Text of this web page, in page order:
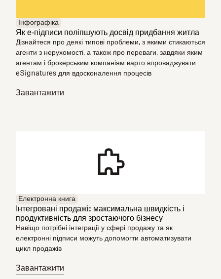
Інфографіка
Як е‑підписи поліпшують досвід придбання житла
Дізнайтеся про деякі типові проблеми, з якими стикаються
агенти з нерухомості, а також про переваги, завдяки яким
агентам і брокерським компаніям варто впроваджувати
eSignatures для вдосконалення процесів
Завантажити
Електронна книга
Інтегровані продажі: максимальна швидкість і
продуктивність для зростаючого бізнесу
Навіщо потрібні інтеграції у сфері продажу та як
електронні підписи можуть допомогти автоматизувати
цикл продажів
Завантажити